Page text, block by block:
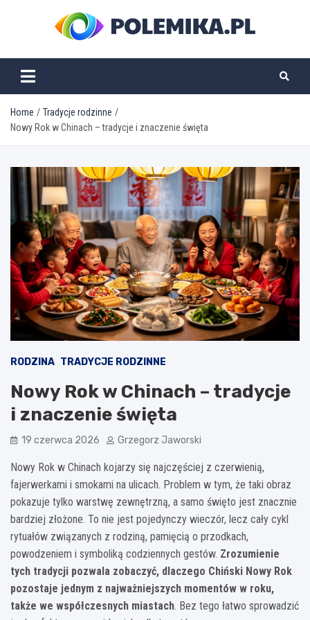
polemika.pl
Home
Tradycje rodzinne
Nowy Rok w Chinach – tradycje i znaczenie święta
RODZINA TRADYCJE RODZINNE
Nowy Rok w Chinach – tradycje
i znaczenie święta
19 czerwca 2026 Grzegorz Jaworski
Nowy Rok w Chinach kojarzy się najczęściej z czerwienią,
fajerwerkami i smokami na ulicach. Problem w tym, że taki obraz
pokazuje tylko warstwę zewnętrzną, a samo święto jest znacznie
bardziej złożone. To nie jest pojedynczy wieczór, lecz cały cykl
rytuałów związanych z rodziną, pamięcią o przodkach,
powodzeniem i symboliką codziennych gestów. Zrozumienie
tych tradycji pozwala zobaczyć, dlaczego Chiński Nowy Rok
pozostaje jednym z najważniejszych momentów w roku,
także we współczesnych miastach. Bez tego łatwo sprowadzić